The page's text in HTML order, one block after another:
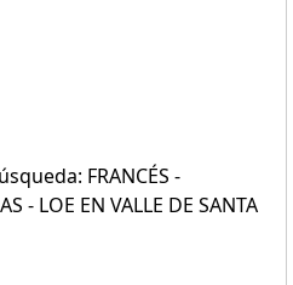
FRANCÉS -
- LOE EN VALLE DE SANTA